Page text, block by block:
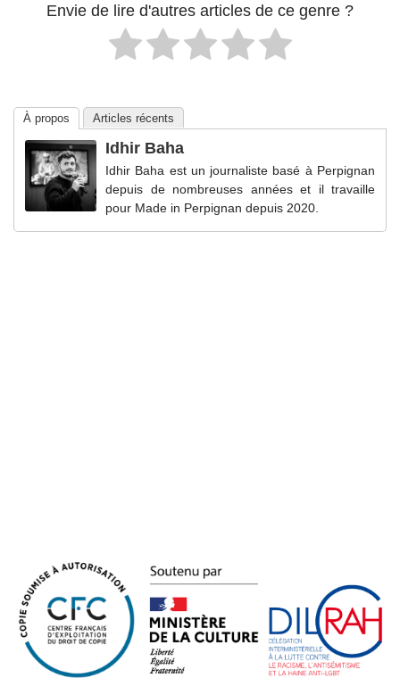
Envie de lire d'autres articles de ce genre ?
À propos Articles récents
Idhir Baha
Idhir Baha est un journaliste basé à Perpignan
depuis de nombreuses années et il travaille
pour Made in Perpignan depuis 2020.